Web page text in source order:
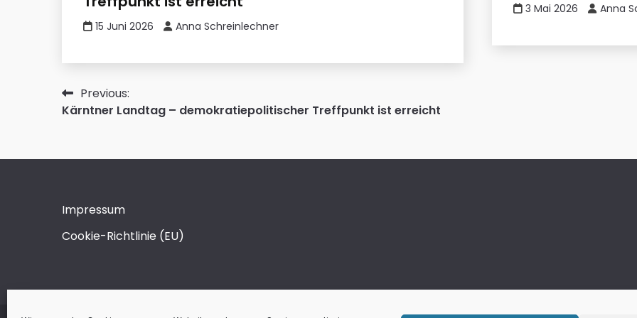
15 Juni 2026 Anna Schreinlechner
3 Mai 2026 Anna
Beitragsnavigation
Previous:
Kärntner Landtag – demokratiepolitischer Treffpunkt ist erreicht
Impressum
Cookie-Richtlinie (EU)